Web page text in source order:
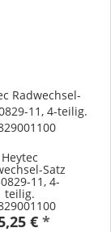
Heytec
Satz
11, 4-
teilig.
€ *